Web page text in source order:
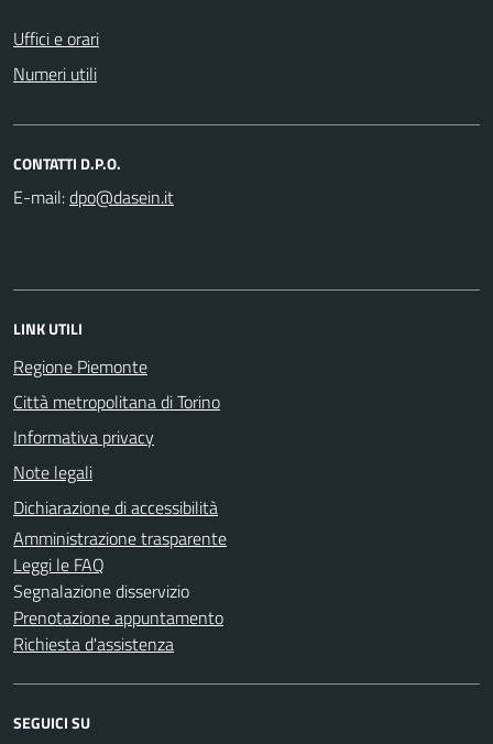
Uffici e orari
Numeri utili
CONTATTI D.P.O.
E-mail:
LINK UTILI
Regione Piemonte
Città metropolitana di Torino
Informativa privacy
Note legali
Dichiarazione di accessibilità
Amministrazione trasparente
Leggi le FAQ
Segnalazione disservizio
Prenotazione appuntamento
Richiesta d'assistenza
SEGUICI SU